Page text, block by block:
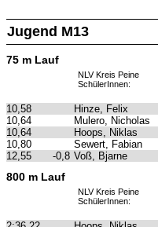
Jugend M13
75 m Lauf
NLV Kreis Peine
SchülerInnen:
10,58 Hinze, Felix
10,64
Mulero, Nicholas
10,64
Hoops, Niklas
10,80
Sewert, Fabian
12,55
-0,8 Voß, Bjarne
800 m Lauf
NLV Kreis Peine
SchülerInnen: